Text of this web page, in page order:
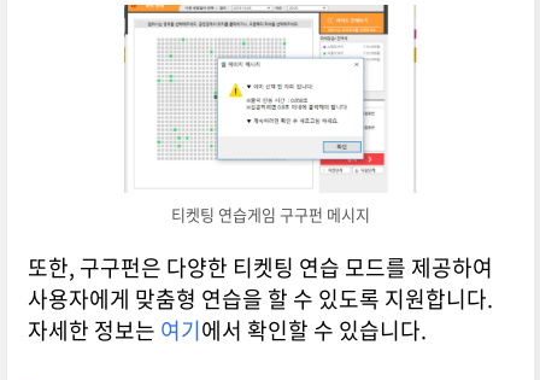
티켓팅 연습게임 구구펀 메시지
또한, 구구펀은 다양한 티켓팅 연습 모드를 제공하여
사용자에게 맞춤형 연습을 할 수 있도록 지원합니다.
자세한 정보는 여기에서 확인할 수 있습니다.